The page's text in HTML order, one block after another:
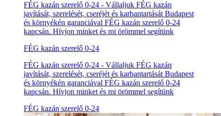
FÉG kazán szerelő 0-24 - Vállaljuk FÉG kazán
javítását, szerelését, cseréjét és karbantartását Budapest
és környékén garanciával FÉG kazán szerelő 0-24
kapcsán. Hívjon minket és mi örömmel segítünk
FÉG kazán szerelő 0-24
FÉG kazán szerelő 0-24 - Vállaljuk FÉG kazán
javítását, szerelését, cseréjét és karbantartását Budapest
és környékén garanciával FÉG kazán szerelő 0-24
kapcsán. Hívjon minket és mi örömmel segítünk
FÉG kazán szerelő 0-24